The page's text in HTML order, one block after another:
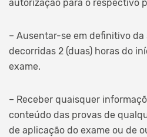
autorização para o respectivo
– Ausentar-se em definitivo
decorridas 2 (duas) horas do
exame.
– Receber quaisquer
conteúdo das provas de
de aplicação do exame ou de